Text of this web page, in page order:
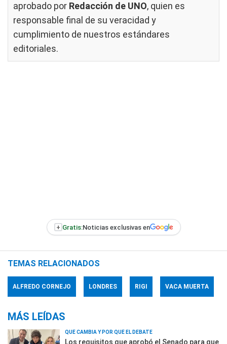
aprobado por Redacción de UNO, quien es
responsable final de su veracidad y
cumplimiento de nuestros estándares
editoriales.
+ Gratis:Noticias exclusivas en
TEMAS RELACIONADOS
ALFREDO CORNEJO LONDRES RIGI VACA MUERTA
MÁS LEÍDAS
QUÉ CAMBIA Y POR QUÉ EL DEBATE
Los requisitos que aprobó el Senado para que